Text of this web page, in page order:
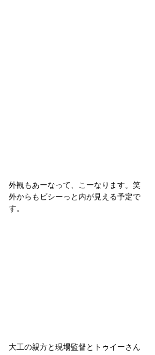
外観もあーなって、こーなります。笑
外からもビシーっと内が見える予定で
す。
大工の親方と現場監督とトゥイーさん